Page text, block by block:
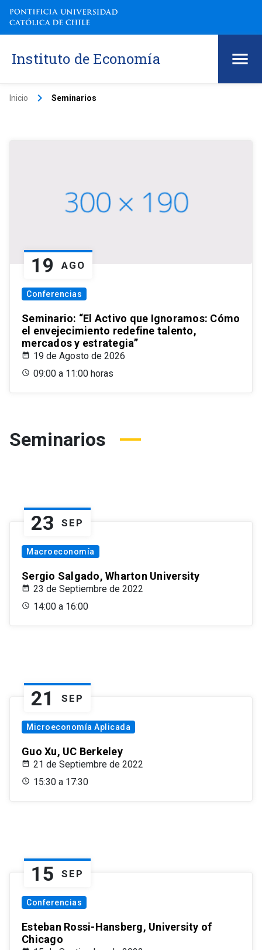
Instituto de Economía
Inicio keyboard_arrow_right Seminarios
19 AGO
Conferencias
Seminario: “El Activo que Ignoramos: Cómo
el envejecimiento redefine talento,
mercados y estrategia”
19 de Agosto de 2026
09:00 a 11:00 horas
Seminarios
23 SEP
Macroeconomía
Sergio Salgado, Wharton University
23 de Septiembre de 2022
14:00 a 16:00
21 SEP
Microeconomía Aplicada
Guo Xu, UC Berkeley
21 de Septiembre de 2022
15:30 a 17:30
15 SEP
Conferencias
Esteban Rossi-Hansberg, University of
Chicago